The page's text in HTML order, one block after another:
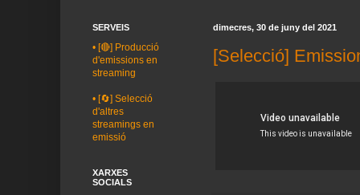
dimecres, 30 de juny del 2021
[Selecció]
SERVEIS
• [🔴] Producció
d'emissions en
streaming
• [🔄] Selecció
d'altres
streamings en
emissió
XARXES
SOCIALS